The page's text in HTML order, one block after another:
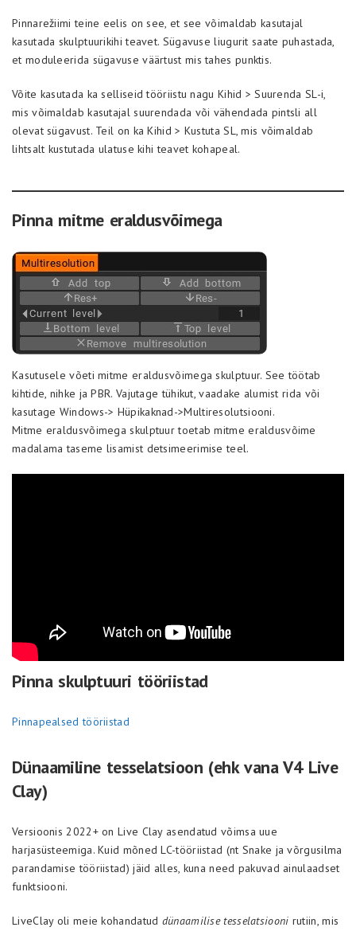
Pinnarežiimi teine eelis on see, et see võimaldab kasutajal
kasutada skulptuurikihi teavet. Sügavuse liugurit saate puhastada,
et moduleerida sügavuse väärtust mis tahes punktis.
Võite kasutada ka selliseid tööriistu nagu Kihid > Suurenda SL-i,
mis võimaldab kasutajal suurendada või vähendada pintsli all
olevat sügavust. Teil on ka Kihid > Kustuta SL, mis võimaldab
lihtsalt kustutada ulatuse kihi teavet kohapeal.
Pinna mitme eraldusvõimega
Kasutusele võeti mitme eraldusvõimega skulptuur. See töötab
kihtide, nihke ja PBR. Vajutage tühikut, vaadake alumist rida või
kasutage Windows-> Hüpikaknad->Multiresolutsiooni.
Mitme eraldusvõimega skulptuur toetab mitme eraldusvõime
madalama taseme lisamist detsimeerimise teel.
Pinna skulptuuri tööriistad
Pinnapealsed tööriistad
Dünaamiline tesselatsioon (ehk vana V4 Live
Clay)
Versioonis 2022+ on Live Clay asendatud võimsa uue
harjasüsteemiga. Kuid mõned LC-tööriistad (nt Snake ja võrgusilma
parandamise tööriistad) jäid alles, kuna need pakuvad ainulaadset
funktsiooni.
LiveClay oli meie kohandatud dünaamilise tesselatsiooni rutiin, mis